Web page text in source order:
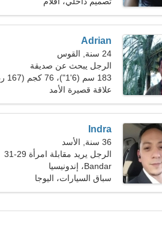
Adrian
24 سنة, القوس
الرجل يبحث عن صديقة
183 سم (6'1")، 76 كجم (167 رطلا)
علاقة قصيرة الأمد
Indra
36 سنة, الأسد
الرجل يريد مقابلة امرأة 29-31
Bandar، إندونيسيا
سباق السيارات، اليوجا